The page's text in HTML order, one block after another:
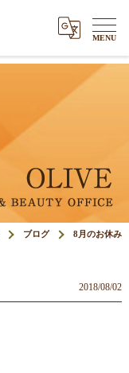
ブログ 8月のお休み
2018/08/02